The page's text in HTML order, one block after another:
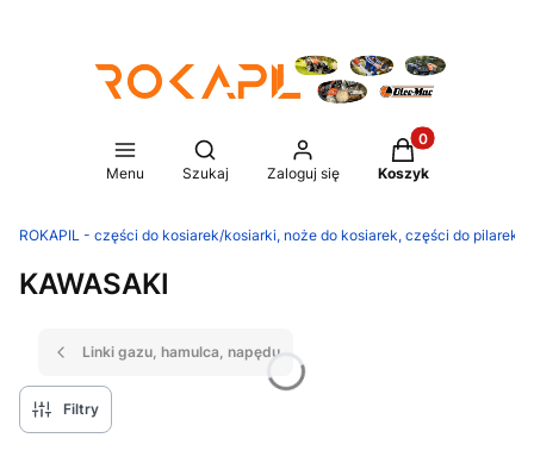
Menu
Otwórz wyszukiwarkę
Szukaj Zaloguj się
Produkty w
Koszyk
ROKAPIL - części do kosiarek/kosiarki, noże do kosiarek, części do pilarek/
KAWASAKI
Linki gazu, hamulca, napędu
Filtry